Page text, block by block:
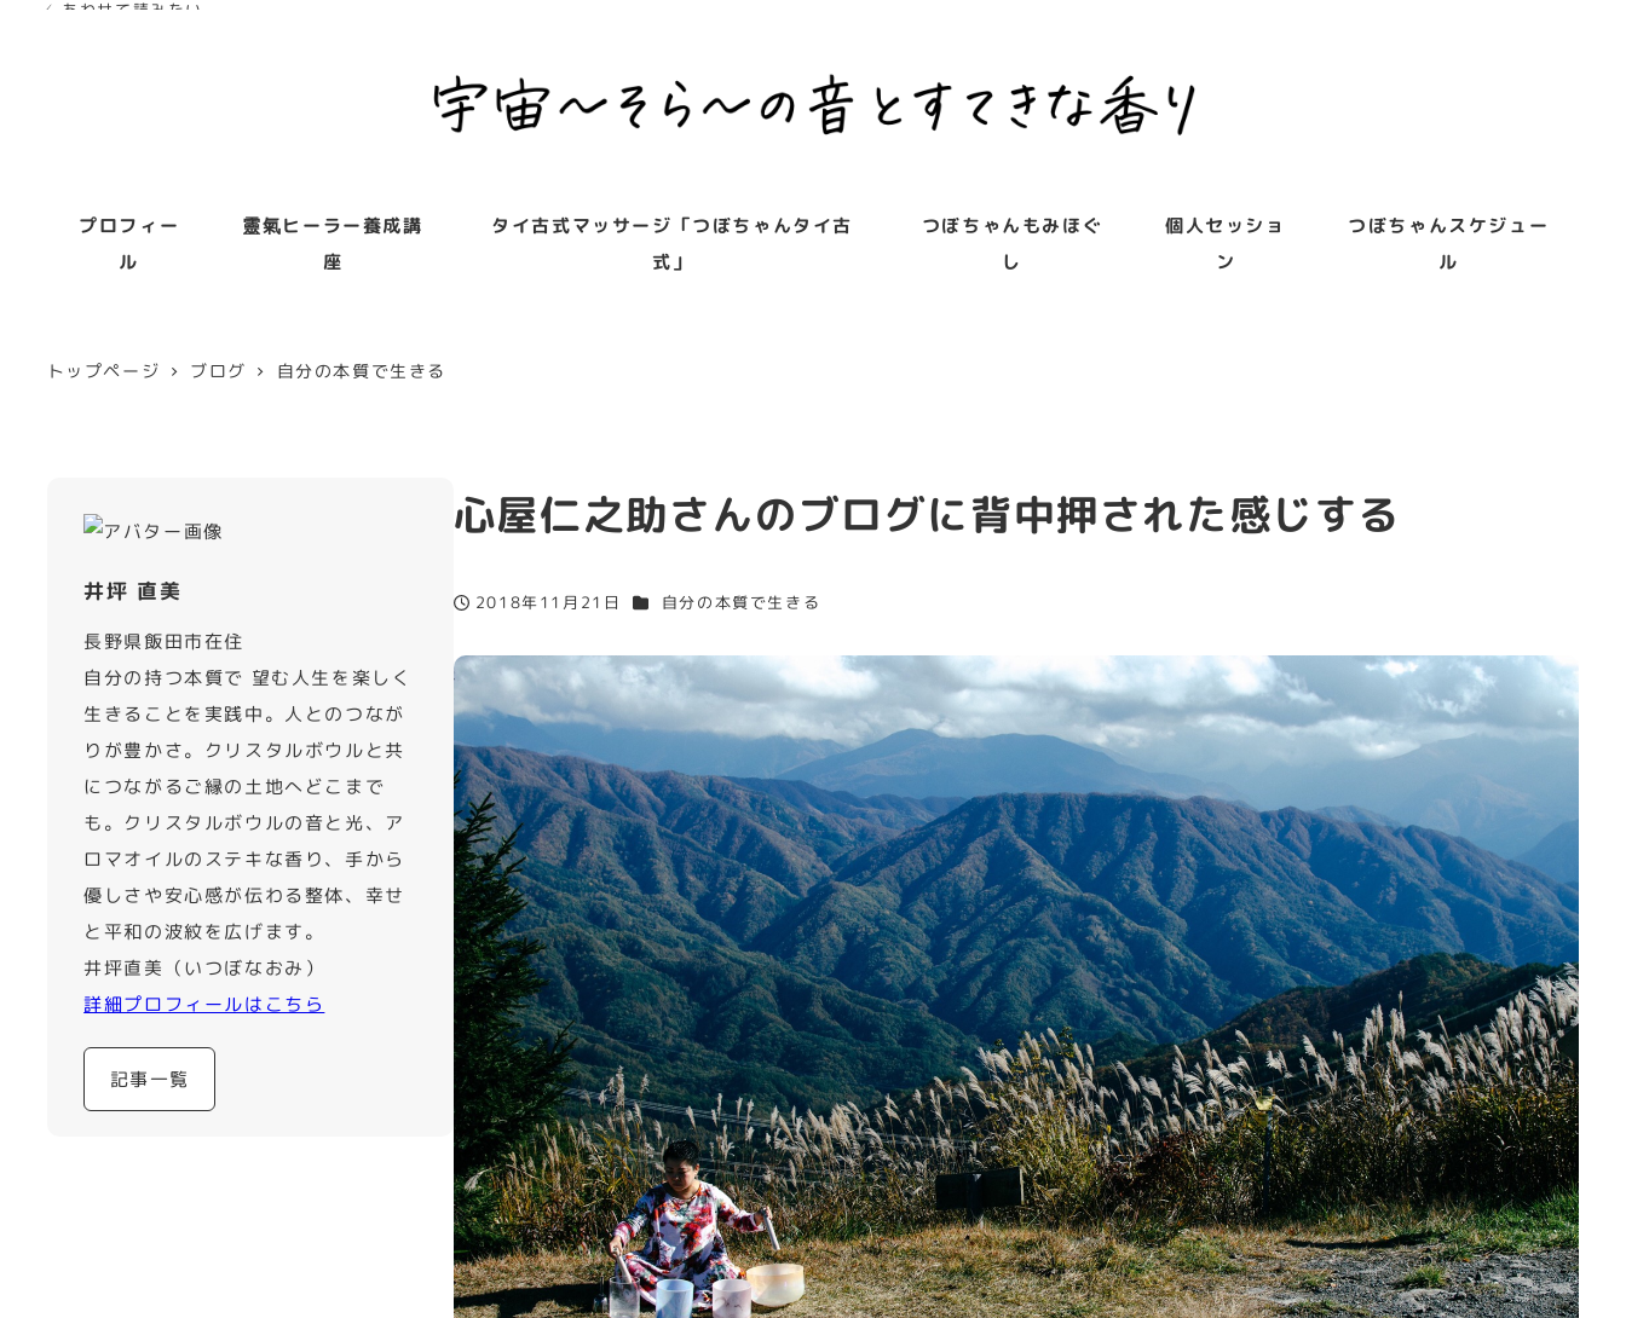
プロフィー
ル
靈氣ヒーラー養成講
座
タイ古式マッサージ「つぼちゃんタイ古
式」
つぼちゃんもみほぐ
し
個人セッショ
ン
つぼちゃんスケジュー
ル
トップページ ブログ 自分の本質で生きる
心屋仁之助さんのブログに背中押された感じする
投稿日
2018年11月21日 カテゴリー
自分の本質で生きる
✓ あわせて読みたい
井坪 直美
長野県飯田市在住
自分の持つ本質で 望む人生を楽しく
生きることを実践中。人とのつなが
りが豊かさ。クリスタルボウルと共
につながるご縁の土地へどこまで
も。クリスタルボウルの音と光、ア
ロマオイルのステキな香り、手から
優しさや安心感が伝わる整体、幸せ
と平和の波紋を広げます。
井坪直美（いつぼなおみ）
詳細プロフィールはこちら
記事一覧